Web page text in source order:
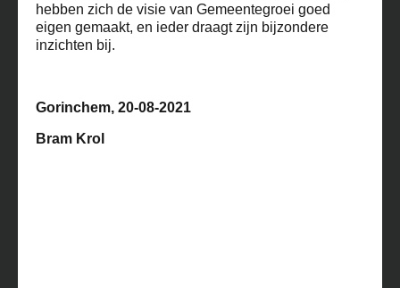
hebben zich de visie van Gemeentegroei goed
eigen gemaakt, en ieder draagt zijn bijzondere
inzichten bij.
Gorinchem, 20-08-2021
Bram Krol